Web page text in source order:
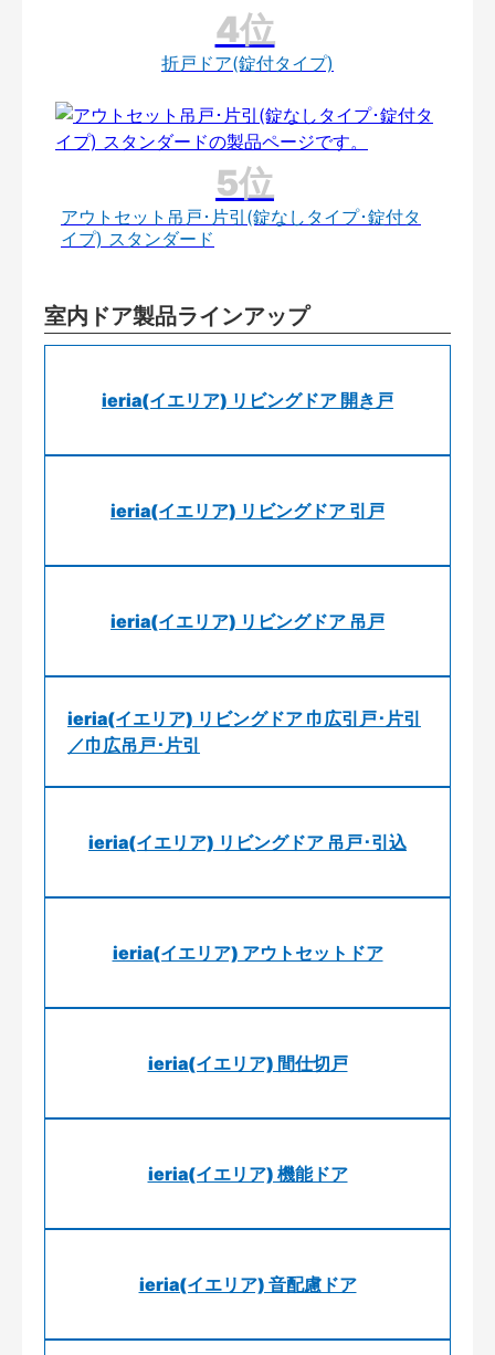
折戸ドア(錠付タイプ)
アウトセット吊戸･片引(錠なしタイプ･錠付タ
イプ) スタンダード
室内ドア製品ラインアップ
ieria(イエリア) リビングドア 開き戸
ieria(イエリア) リビングドア 引戸
ieria(イエリア) リビングドア 吊戸
ieria(イエリア) リビングドア 巾広引戸･片引
／巾広吊戸･片引
ieria(イエリア) リビングドア 吊戸･引込
ieria(イエリア) アウトセットドア
ieria(イエリア) 間仕切戸
ieria(イエリア) 機能ドア
ieria(イエリア) 音配慮ドア